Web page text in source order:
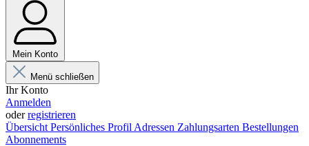
Mein Konto
Menü schließen
Ihr Konto
Anmelden
oderregistrieren
Übersicht Persönliches Profil Adressen Zahlungsarten Bestellungen
Abonnements